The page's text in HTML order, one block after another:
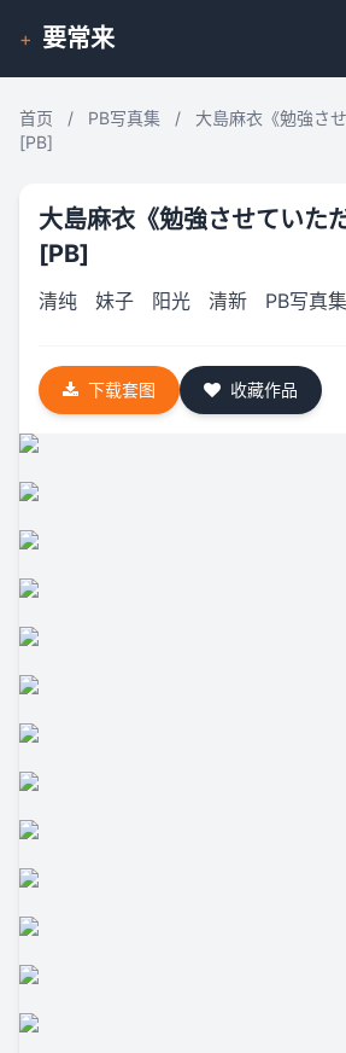
+ 要常来
首页 / PB写真集 /
大島麻衣《勉強さ
[PB]
大島麻衣《勉強させていた
[PB]
清纯 妹子 阳光 清新 PB写真集
下载套图 收藏作品